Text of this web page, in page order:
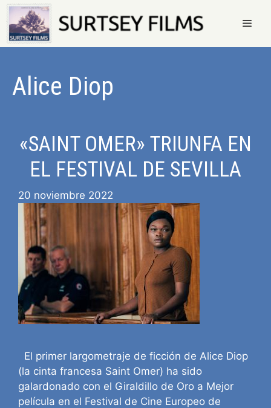
Saltar
al
contenido
Alice Diop
«SAINT OMER» TRIUNFA EN
EL FESTIVAL DE SEVILLA
20 noviembre 2022
El primer largometraje de ficción de Alice Diop
(la cinta francesa Saint Omer) ha sido
galardonado con el Giraldillo de Oro a Mejor
película en el Festival de Cine Europeo de